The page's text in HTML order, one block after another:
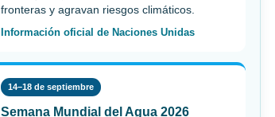
fronteras y agravan riesgos climáticos.
Información oficial de Naciones Unidas
14–18 de septiembre
Semana Mundial del Agua 2026